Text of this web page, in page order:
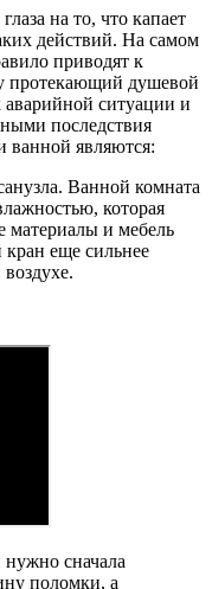
на то, что капает
действий. На самом
приводят к
протекающий душевой
ситуации и
последствия
ванной являются:
Ванной комната
которая
материалы и мебель
еще сильнее
сначала
поломки, а